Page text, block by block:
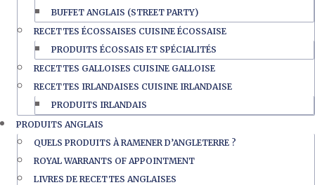
BUFFET ANGLAIS (STREET PARTY)
RECETTES ÉCOSSAISES CUISINE ÉCOSSAISE
PRODUITS ÉCOSSAIS ET SPÉCIALITÉS
RECETTES GALLOISES CUISINE GALLOISE
RECETTES IRLANDAISES CUISINE IRLANDAISE
PRODUITS IRLANDAIS
PRODUITS ANGLAIS
QUELS PRODUITS À RAMENER D’ANGLETERRE ?
ROYAL WARRANTS OF APPOINTMENT
LIVRES DE RECETTES ANGLAISES